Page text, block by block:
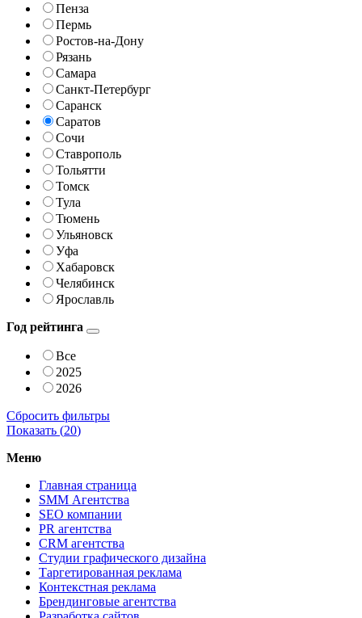
Пенза
Пермь
Ростов-на-Дону
Рязань
Самара
Санкт-Петербург
Саранск
Саратов
Сочи
Ставрополь
Тольятти
Томск
Тула
Тюмень
Ульяновск
Уфа
Хабаровск
Челябинск
Ярославль
Год рейтинга
Все
2025
2026
Сбросить фильтры
Показать (20)
Меню
Главная страница
SMM Агентства
SEO компании
PR агентства
CRM агентства
Студии графического дизайна
Таргетированная реклама
Контекстная реклама
Брендинговые агентства